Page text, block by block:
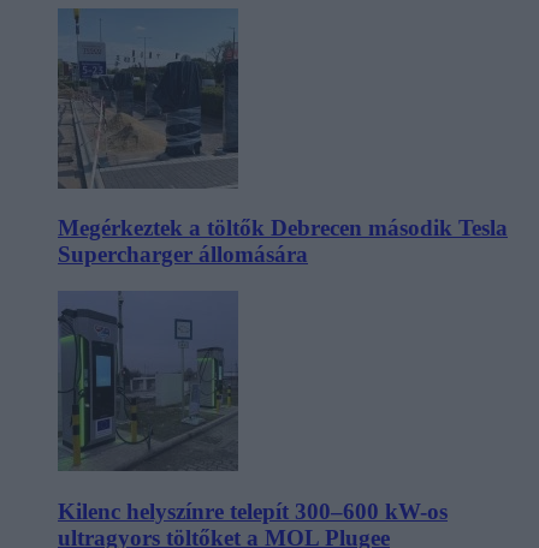
Megérkeztek a töltők Debrecen második Tesla
Supercharger állomására
Kilenc helyszínre telepít 300–600 kW-os
ultragyors töltőket a MOL Plugee